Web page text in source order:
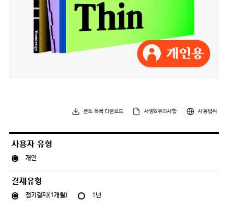
폰트 목록 다운로드 사양&유의사항 사용범위
사용자 유형
개인
결제유형
정기결제(1개월)
1년